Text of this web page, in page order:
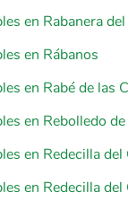
en Rabanera
en Rábanos
en Rabé de las
en Rebolledo
en Redecilla del
en Redecilla del